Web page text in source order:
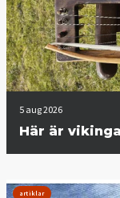
5 aug 2026
Här är
artiklar